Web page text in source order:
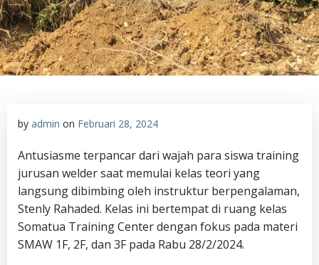
by admin on Februari 28, 2024
Antusiasme terpancar dari wajah para siswa training
jurusan welder saat memulai kelas teori yang
langsung dibimbing oleh instruktur berpengalaman,
Stenly Rahaded. Kelas ini bertempat di ruang kelas
Somatua Training Center dengan fokus pada materi
SMAW 1F, 2F, dan 3F pada Rabu 28/2/2024.